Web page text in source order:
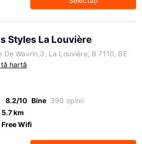
Styles La Louvière
De Wavrin,3, La Louvière, B 7110, BE
hartă
8.2/10 Bine 390 opinii
5.7 km
Free Wifi